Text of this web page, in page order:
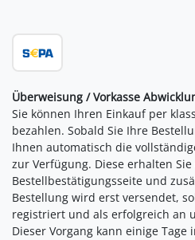
Überweisung / Vorkasse
Sie können Ihren Einkauf per
bezahlen. Sobald Sie Ihre
Ihnen automatisch die
zur Verfügung. Diese erhalten
Bestellbestätigungsseite und
Bestellung wird erst versendet,
registriert und als erfolgreich an
Dieser Vorgang kann einige